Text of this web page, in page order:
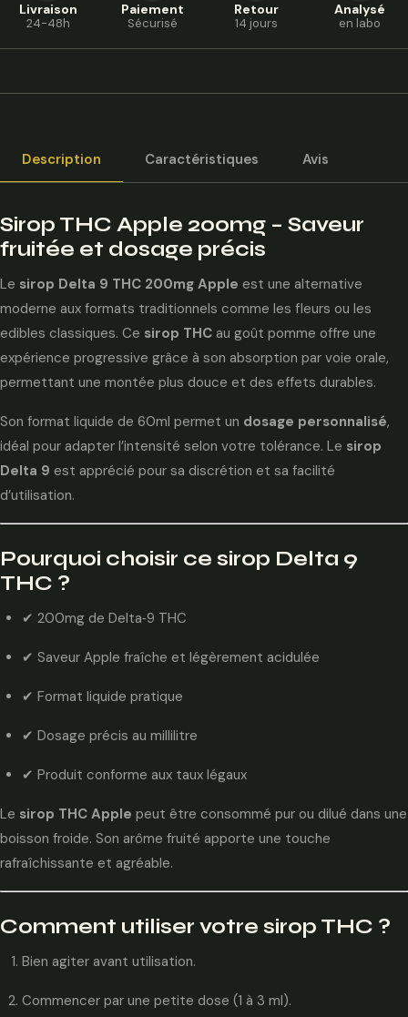
Livraison
24-48h
Paiement
Sécurisé
Retour
14 jours
Analysé
en labo
Description Caractéristiques Avis
Sirop THC Apple 200mg – Saveur
fruitée et dosage précis
Le sirop Delta 9 THC 200mg Apple est une alternative
moderne aux formats traditionnels comme les fleurs ou les
edibles classiques. Ce sirop THC au goût pomme offre une
expérience progressive grâce à son absorption par voie orale,
permettant une montée plus douce et des effets durables.
Son format liquide de 60ml permet un dosage personnalisé,
idéal pour adapter l’intensité selon votre tolérance. Le sirop
Delta 9 est apprécié pour sa discrétion et sa facilité
d’utilisation.
Pourquoi choisir ce sirop Delta 9
THC ?
✔ 200mg de Delta‑9 THC
✔ Saveur Apple fraîche et légèrement acidulée
✔ Format liquide pratique
✔ Dosage précis au millilitre
✔ Produit conforme aux taux légaux
Le sirop THC Apple peut être consommé pur ou dilué dans une
boisson froide. Son arôme fruité apporte une touche
rafraîchissante et agréable.
Comment utiliser votre sirop THC ?
Bien agiter avant utilisation.
Commencer par une petite dose (1 à 3 ml).